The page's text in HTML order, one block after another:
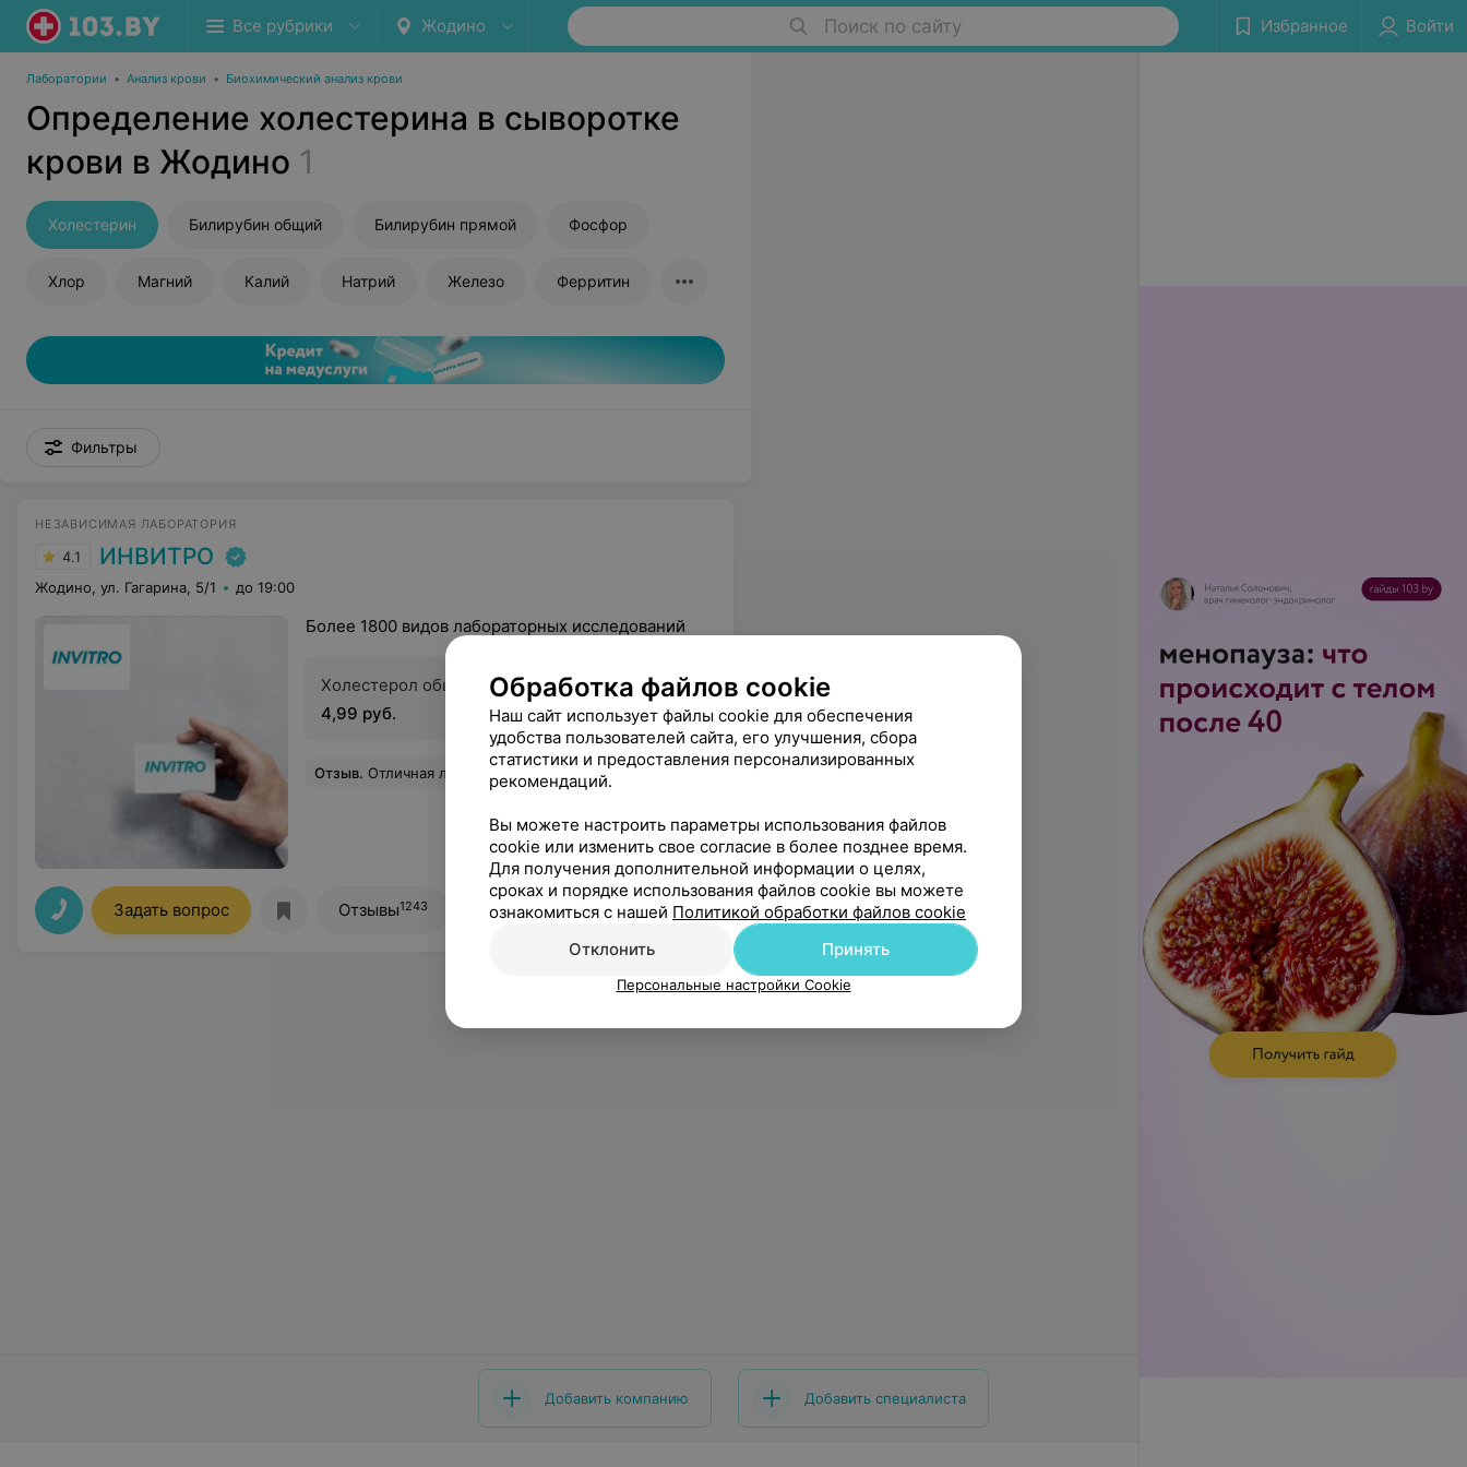
Все рубрики Жодино Поиск по сайту Избранное Войти
Лаборатории • Анализ крови • Биохимический анализ крови
Определение холестерина в сыворотке
крови в Жодино 1
Холестерин Билирубин общий Билирубин прямой Фосфор
Хлор Магний Калий Натрий Железо Ферритин
Фильтры
НЕЗАВИСИМАЯ ЛАБОРАТОРИЯ
4.1 ИНВИТРО
Жодино, ул. Гагарина, 5/1 до 19:00
Более 1800 видов лабораторных исследований
Холестерол общий
4,99 руб.
Все цены
Отзыв. Отличная лаборатория. Как всегда все быстро и безболезненно. Спасибо большое. Весь персонал был очень приветливый и вежливый.
Задать вопрос Отзывы1243 Все адреса
Добавить компанию Добавить специалиста
Обработка файлов cookie
Наш сайт использует файлы cookie для обеспечения
удобства пользователей сайта, его улучшения, сбора
статистики и предоставления персонализированных
рекомендаций.
Вы можете настроить параметры использования файлов
cookie или изменить свое согласие в более позднее время.
Для получения дополнительной информации о целях,
сроках и порядке использования файлов cookie вы можете
ознакомиться с нашей Политикой обработки файлов cookie
Отклонить
Принять
Персональные настройки Cookie